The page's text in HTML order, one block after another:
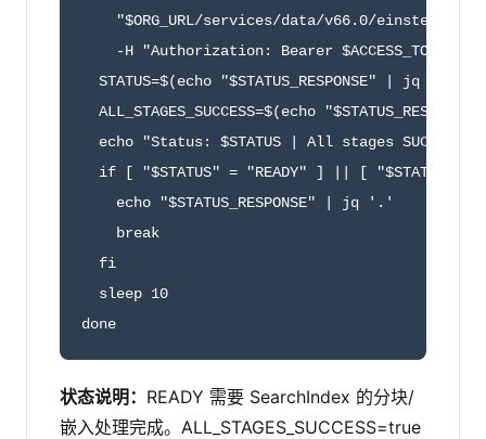
"$ORG_URL/services/data/v66.0/einstein/
    -H "Authorization: Bearer $ACCESS_TOKEN")
STATUS=$(echo "$STATUS_RESPONSE" | jq -r
ALL_STAGES_SUCCESS=$(echo
echo "Status: $STATUS | All stages SUCCESS:
if [ "$STATUS" = "READY" ] || [ "$STATUS" =
    echo "$STATUS_RESPONSE" | jq '.'
    break
  fi
  sleep 10
done
状态说明： READY 需要 SearchIndex 的分块/
嵌入处理完成。ALL_STAGES_SUCCESS=true